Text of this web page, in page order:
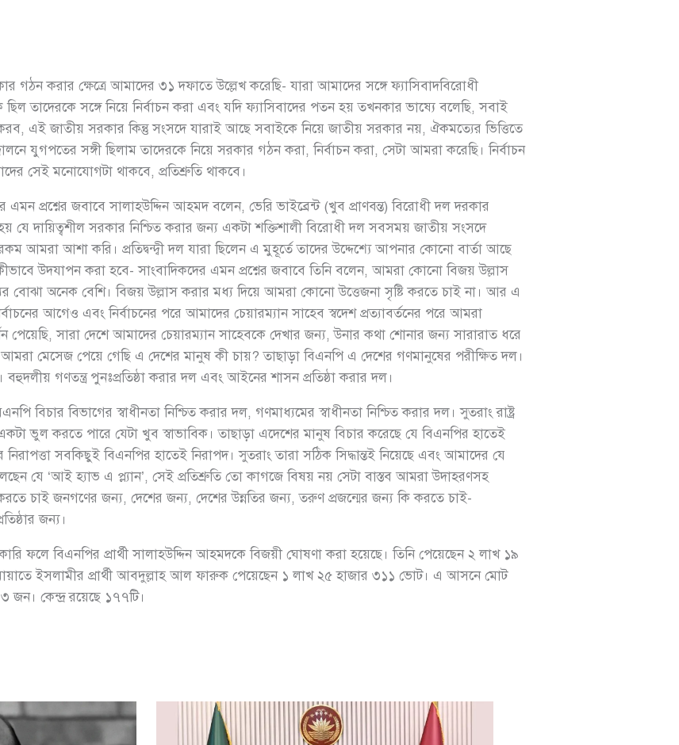
করার ক্ষেত্রে আমাদের ৩১ দফাতে উল্লেখ করেছি- যারা আমাদের সঙ্গে ফ্যাসিবাদবিরোধী
তাদেরকে সঙ্গে নিয়ে নির্বাচন করা এবং যদি ফ্যাসিবাদের পতন হয় তখনকার ভাষ্যে বলেছি, সবাই
এই জাতীয় সরকার কিন্তু সংসদে যারাই আছে সবাইকে নিয়ে জাতীয় সরকার নয়, ঐকমত্যের ভিত্তিতে
যুগপতের সঙ্গী ছিলাম তাদেরকে নিয়ে সরকার গঠন করা, নির্বাচন করা, সেটা আমরা করেছি। নির্বাচন
সেই মনোযোগটা থাকবে, প্রতিশ্রুতি থাকবে।
প্রশ্নের জবাবে সালাহউদ্দিন আহমদ বলেন, ভেরি ভাইব্রেন্ট (খুব প্রাণবন্ত) বিরোধী দল দরকার
যে দায়িত্বশীল সরকার নিশ্চিত করার জন্য একটা শক্তিশালী বিরোধী দল সবসময় জাতীয় সংসদে
আমরা আশা করি। প্রতিদ্বন্দ্বী দল যারা ছিলেন এ মুহূর্তে তাদের উদ্দেশ্যে আপনার কোনো বার্তা আছে
উদযাপন করা হবে- সাংবাদিকদের এমন প্রশ্নের জবাবে তিনি বলেন, আমরা কোনো বিজয় উল্লাস
বোঝা অনেক বেশি। বিজয় উল্লাস করার মধ্য দিয়ে আমরা কোনো উত্তেজনা সৃষ্টি করতে চাই না। আর এ
আগেও এবং নির্বাচনের পরে আমাদের চেয়ারম্যান সাহেব স্বদেশ প্রত্যাবর্তনের পরে আমরা
পেয়েছি, সারা দেশে আমাদের চেয়ারম্যান সাহেবকে দেখার জন্য, উনার কথা শোনার জন্য সারারাত ধরে
মেসেজ পেয়ে গেছি এ দেশের মানুষ কী চায়? তাছাড়া বিএনপি এ দেশের গণমানুষের পরীক্ষিত দল।
বহুদলীয় গণতন্ত্র পুনঃপ্রতিষ্ঠা করার দল এবং আইনের শাসন প্রতিষ্ঠা করার দল।
বিচার বিভাগের স্বাধীনতা নিশ্চিত করার দল, গণমাধ্যমের স্বাধীনতা নিশ্চিত করার দল। সুতরাং রাষ্ট্র
ভুল করতে পারে যেটা খুব স্বাভাবিক। তাছাড়া এদেশের মানুষ বিচার করেছে যে বিএনপির হাতেই
নিরাপত্তা সবকিছুই বিএনপির হাতেই নিরাপদ। সুতরাং তারা সঠিক সিদ্ধান্তই নিয়েছে এবং আমাদের যে
যে ‘আই হ্যাভ এ প্ল্যান’, সেই প্রতিশ্রুতি তো কাগজে বিষয় নয় সেটা বাস্তব আমরা উদাহরণসহ
চাই জনগণের জন্য, দেশের জন্য, দেশের উন্নতির জন্য, তরুণ প্রজন্মের জন্য কি করতে চাই-
জন্য।
ফলে বিএনপির প্রার্থী সালাহউদ্দিন আহমদকে বিজয়ী ঘোষণা করা হয়েছে। তিনি পেয়েছেন ২ লাখ ১৯
ইসলামীর প্রার্থী আবদুল্লাহ আল ফারুক পেয়েছেন ১ লাখ ২৫ হাজার ৩১১ ভোট। এ আসনে মোট
কেন্দ্র রয়েছে ১৭৭টি।